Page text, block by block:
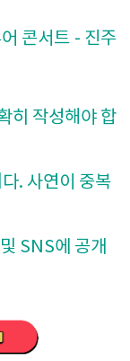
콘서트 - 진주
히 작성해야 합
. 사연이 중복
SNS에 공개